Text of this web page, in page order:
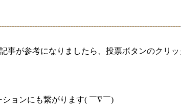
事が参考になりましたら、投票ボタンのクリ
ョンにも繋がります( ￣∇￣)